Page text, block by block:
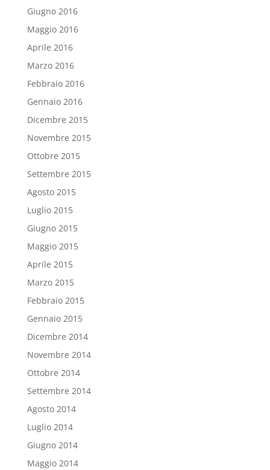
Giugno 2016
Maggio 2016
Aprile 2016
Marzo 2016
Febbraio 2016
Gennaio 2016
Dicembre 2015
Novembre 2015
Ottobre 2015
Settembre 2015
Agosto 2015
Luglio 2015
Giugno 2015
Maggio 2015
Aprile 2015
Marzo 2015
Febbraio 2015
Gennaio 2015
Dicembre 2014
Novembre 2014
Ottobre 2014
Settembre 2014
Agosto 2014
Luglio 2014
Giugno 2014
Maggio 2014